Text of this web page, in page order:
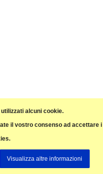
alcuni cookie.
il vostro consenso ad accettare i
Visualizza altre informazioni